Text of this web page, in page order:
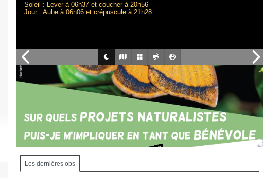
Soleil : Lever à 06h37 et coucher à 20h56
Jour : Aube à 06h06 et crépuscule à 21h28
Les dernières obs